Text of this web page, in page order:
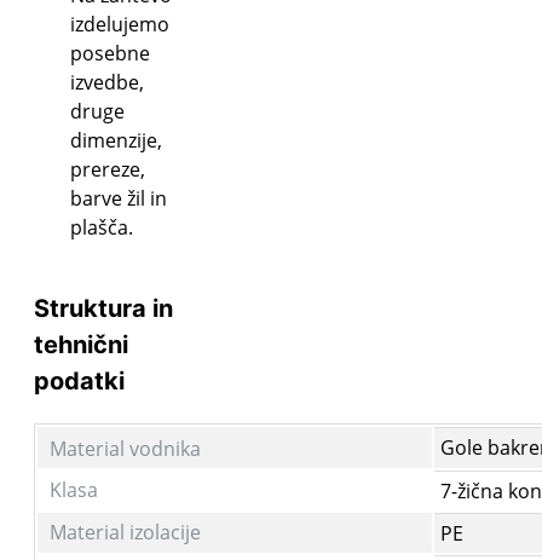
izdelujemo
posebne
izvedbe,
druge
dimenzije,
prereze,
barve žil in
plašča.
Struktura in
tehnični
podatki
Material vodnika
Gole
Klasa
7-žična
Material izolacije
PE